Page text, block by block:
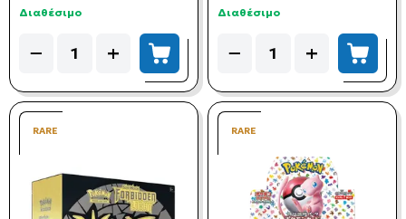
Διαθέσιμο
−
Quantity + add to cart
Διαθέσιμο
−
Quantity + add
RARE RARE